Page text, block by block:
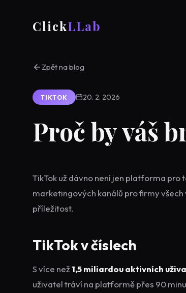
ClickLLab
Zpět na blog
TIKTOK 20. 2. 2026
Proč by váš
TikTok už dávno není jen platforma pro
marketingových kanálů pro firmy
příležitost.
TikTok v číslech
S více než1,5 miliardou aktivních
uživatel tráví na platformě přes 90